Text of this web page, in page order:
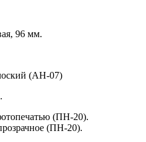
96 мм.
(АН-07)
(ПН-20).
(ПН-20).